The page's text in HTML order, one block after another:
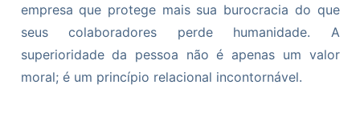
empresa que protege mais sua burocracia do que
seus colaboradores perde humanidade. A
superioridade da pessoa não é apenas um valor
moral; é um princípio relacional incontornável.